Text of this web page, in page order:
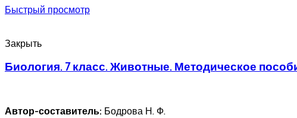
Быстрый просмотр
Закрыть
Биология. 7 класс. Животные. Методическое
Автор-составитель: Бодрова Н. Ф.